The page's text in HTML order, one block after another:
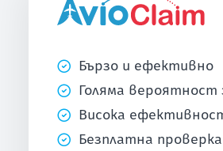
Бързо и ефективно
Голяма вероятност
Висока
Безплатна проверка